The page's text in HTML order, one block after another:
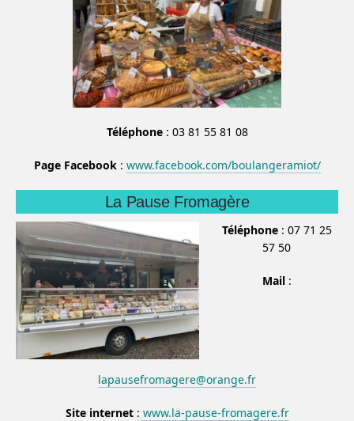
Téléphone: 03 81 55 81 08
Page Facebook: www.facebook.com/boulangeramiot/
La Pause Fromagère
Téléphone: 07 71 25
57 50
Mail:
lapausefromagere@orange.fr
Site internet: www.la-pause-fromagere.fr